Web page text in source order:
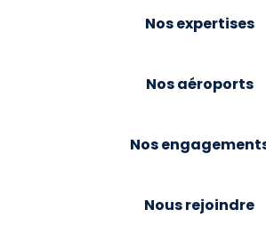
Nos expertises
Nos aéroports
Nos
Nous rejoindre